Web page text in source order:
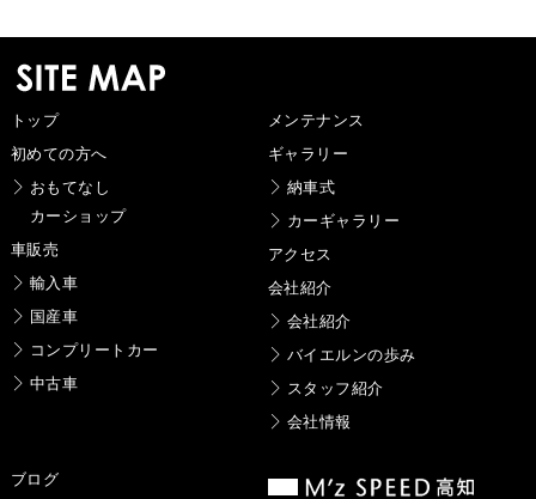
トップ
初めての方へ
おもてなし
カーショップ
車販売
輸入車
国産車
コンプリートカー
中古車
メンテナンス
ギャラリー
納車式
カーギャラリー
アクセス
会社紹介
会社紹介
バイエルンの歩み
スタッフ紹介
会社情報
ブログ